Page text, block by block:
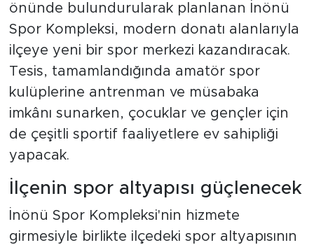
önünde bulundurularak planlanan İnönü
Spor Kompleksi, modern donatı alanlarıyla
ilçeye yeni bir spor merkezi kazandıracak.
Tesis, tamamlandığında amatör spor
kulüplerine antrenman ve müsabaka
imkânı sunarken, çocuklar ve gençler için
de çeşitli sportif faaliyetlere ev sahipliği
yapacak.
İlçenin spor altyapısı güçlenecek
İnönü Spor Kompleksi'nin hizmete
girmesiyle birlikte ilçedeki spor altyapısının